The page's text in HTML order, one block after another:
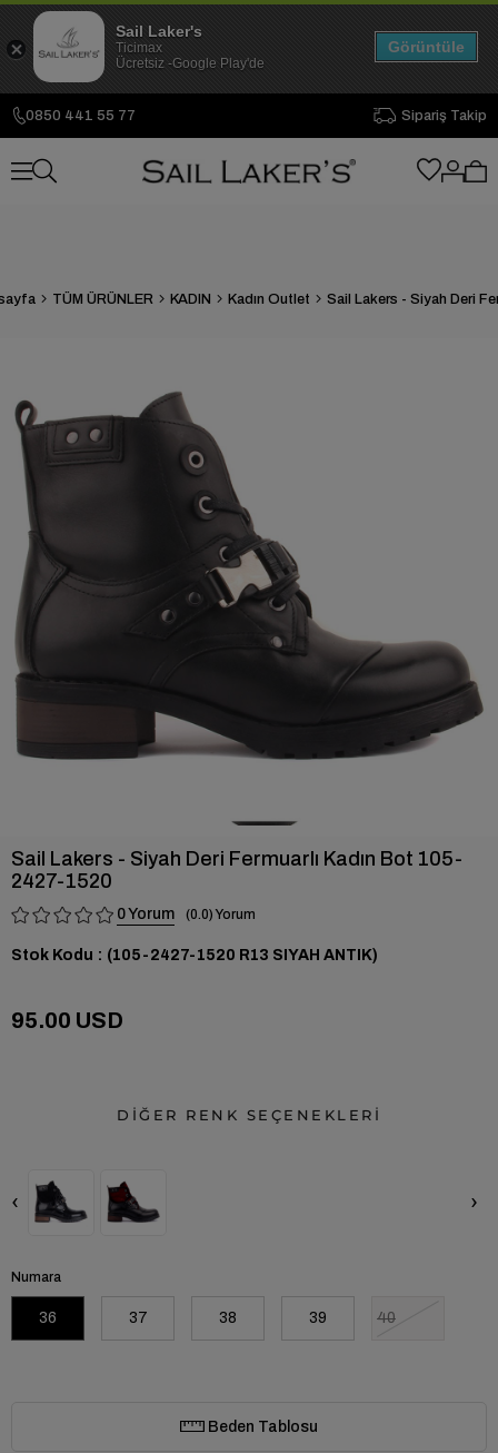
0850 441 55 77 Sipariş Takip
TÜM ÜRÜNLER KADIN Kadın Outlet
Sail Lakers - Siyah Deri Fermuarlı Kadın Bot 105-
2427-1520
0 0.0
Stok Kodu (105-2427-1520 R13 SIYAH ANTIK)
95.00 USD
DİĞER RENK SEÇENEKLERİ
‹ ›
Numara
36 37 38 39 40
Beden Tablosu
Sail Laker's
Ticimax
Ücretsiz -Google Play'de
Görüntüle